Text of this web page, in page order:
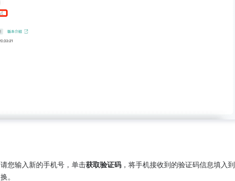
您输入新的手机号，单击获取验证码 ，将手机接收到的验证码信息填入到